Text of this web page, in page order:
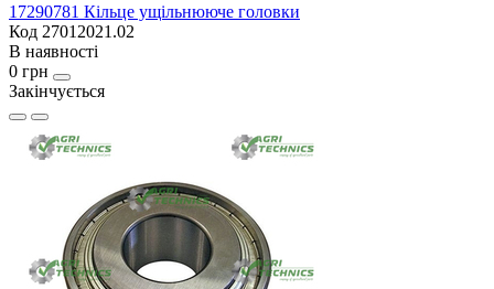
17290781 Кільце ущільнююче головки
Код 27012021.02
В наявності
0 грн
Закінчується